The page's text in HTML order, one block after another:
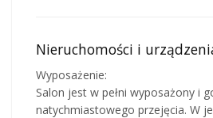
Nieruchomości i
Wyposażenie:
Salon jest w pełni wyposażony i
natychmiastowego przejęcia. W